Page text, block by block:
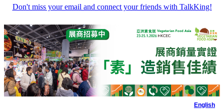
Don't miss your email and connect your friends with TalkKing!
English